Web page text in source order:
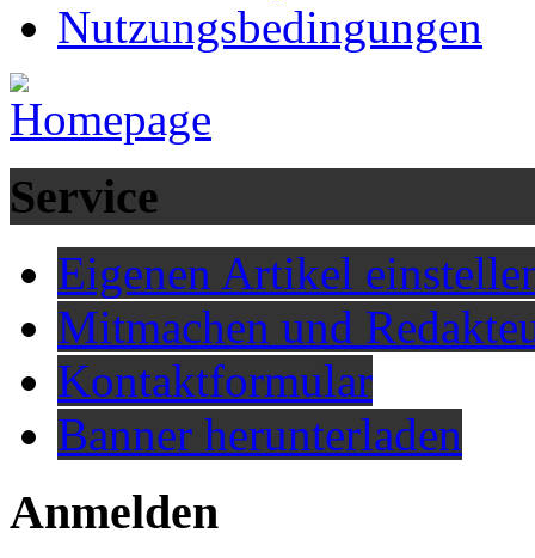
Nutzungsbedingungen
Service
Eigenen Artikel
Mitmachen und
Kontaktformular
Banner herunterladen
Anmelden